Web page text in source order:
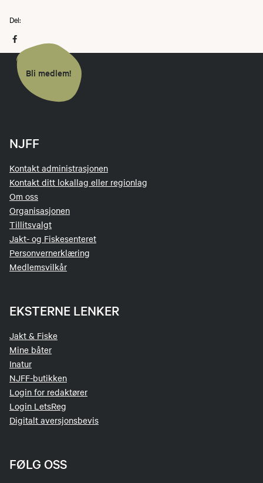
Del:
Bli medlem!
NJFF
Kontakt administrasjonen
Kontakt ditt lokallag eller regionlag
Om oss
Organisasjonen
Tillitsvalgt
Jakt- og Fiskesenteret
Personvernerklæring
Medlemsvilkår
EKSTERNE LENKER
Jakt & Fiske
Mine båter
Inatur
NJFF-butikken
Login for redaktører
Login LetsReg
Digitalt aversjonsbevis
FØLG OSS